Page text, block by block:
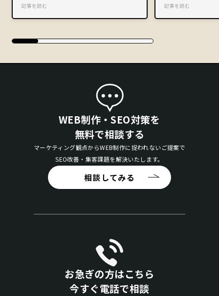
記事を読む 記事を読む
WEB制作・SEO対策を
無料で相談する
マーケティング観点からWEB制作に捉われないご提案で
SEO改善・集客課題を解決いたします。
相談してみる
お急ぎの方はこちら
今すぐ電話で相談